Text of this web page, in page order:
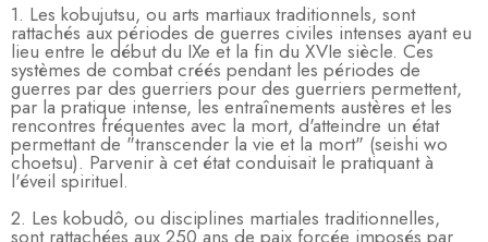
1. Les kobujutsu, ou arts martiaux traditionnels, sont
rattachés aux périodes de guerres civiles intenses ayant eu
lieu entre le début du IXe et la fin du XVIe siècle. Ces
systèmes de combat créés pendant les périodes de
guerres par des guerriers pour des guerriers permettent,
par la pratique intense, les entraînements austères et les
rencontres fréquentes avec la mort, d'atteindre un état
permettant de "transcender la vie et la mort" (seishi wo
choetsu). Parvenir à cet état conduisait le pratiquant à
l'éveil spirituel.
2. Les kobudô, ou disciplines martiales traditionnelles,
sont rattachées aux 250 ans de paix forcée imposés par